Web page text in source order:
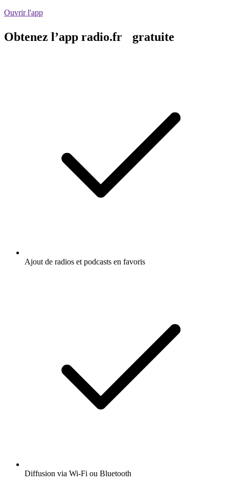
Ouvrir l'app
Obtenez l’app radio.fr gratuite
Ajout de radios et podcasts en favoris
Diffusion via Wi-Fi ou Bluetooth